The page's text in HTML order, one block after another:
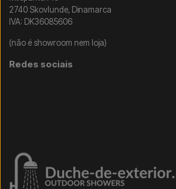
2740 Skovlunde, Dinamarca
IVA: DK36085606
(não é showroom nem loja)
Redes sociais